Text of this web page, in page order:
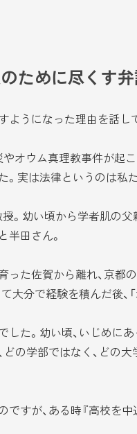
ために尽くす
うになった理由を話し
オウム真理教事件が
実は法律というのは私
幼い頃から学者肌の
半田さん。
た佐賀から離れ、京都
大分で経験を積んだ後
た。幼い頃、いじめに
の学部ではなく、どの
すが、ある時『高校を